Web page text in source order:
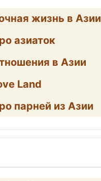
жизнь в Азии
азиаток
в Азии
Land
парней из Азии